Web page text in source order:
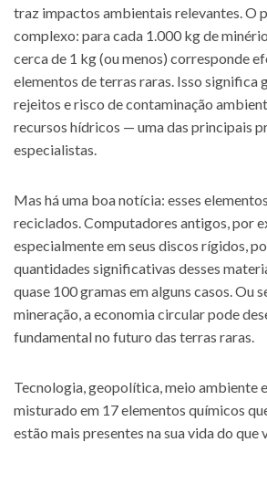
traz impactos ambientais relevantes. O
complexo: para cada 1.000 kg de
cerca de 1 kg (ou menos) corresponde
elementos de terras raras. Isso significa
rejeitos e risco de contaminação
recursos hídricos — uma das principais
especialistas.
Mas há uma boa notícia: esses
reciclados. Computadores antigos, por
especialmente em seus discos rígidos,
quantidades significativas desses
quase 100 gramas em alguns casos. Ou
mineração, a economia circular pode
fundamental no futuro das terras raras.
Tecnologia, geopolítica, meio ambiente
misturado em 17 elementos químicos
estão mais presentes na sua vida do que